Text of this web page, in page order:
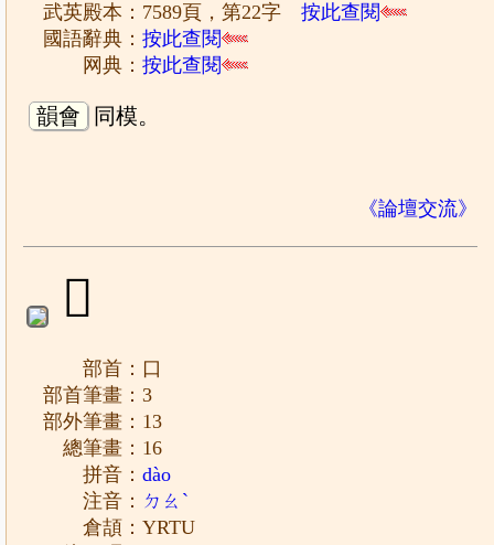
武英殿本：7589頁，第22字按此查閱
國語辭典：按此查閱
网典：按此查閱
韻會 同模。
《論壇交流》
𨗓
部首：口
部首筆畫：3
部外筆畫：13
總筆畫：16
拼音：dào
注音： ㄉㄠˋ
倉頡：YRTU